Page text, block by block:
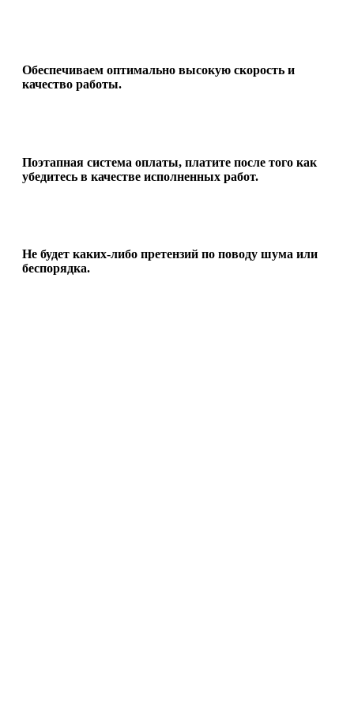
Обеспечиваем оптимально высокую скорость и
качество работы.
Поэтапная система оплаты, платите после того как
убедитесь в качестве исполненных работ.
Не будет каких-либо претензий по поводу шума или
беспорядка.